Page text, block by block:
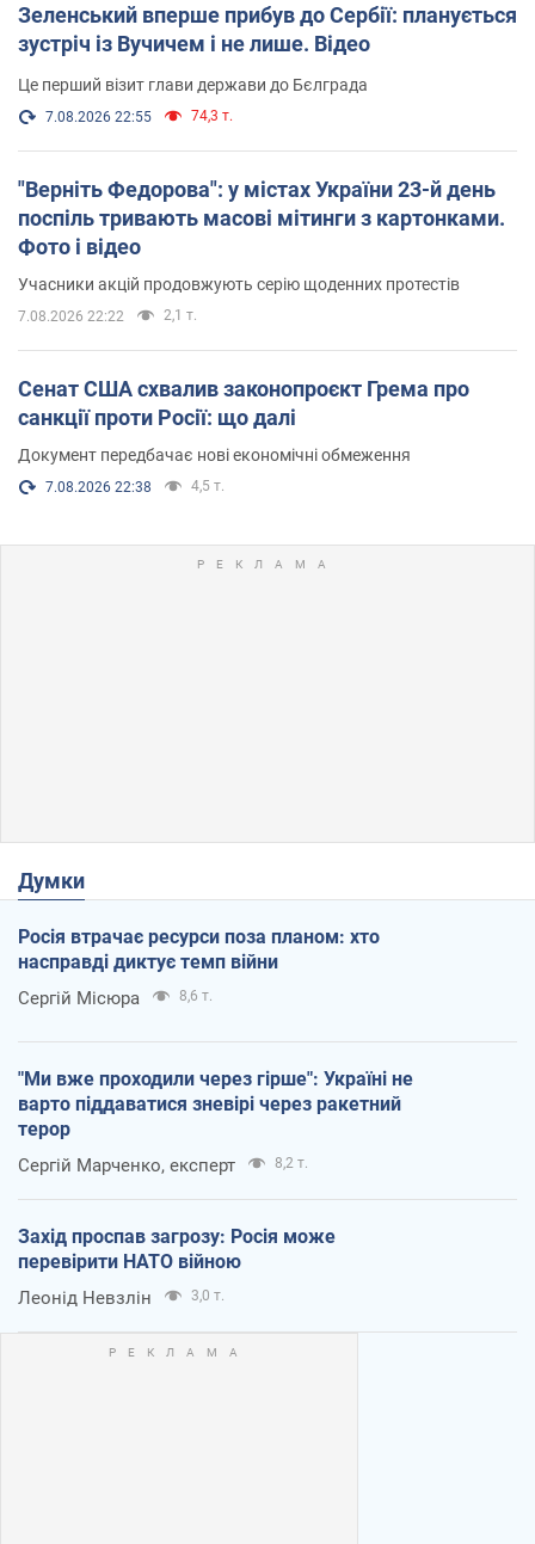
Зеленський вперше прибув до Сербії: планується
зустріч із Вучичем і не лише. Відео
Це перший візит глави держави до Бєлграда
7.08.2026 22:55 74,3 т.
"Верніть Федорова": у містах України 23-й день
поспіль тривають масові мітинги з картонками.
Фото і відео
Учасники акцій продовжують серію щоденних протестів
7.08.2026 22:22 2,1 т.
Сенат США схвалив законопроєкт Грема про
санкції проти Росії: що далі
Документ передбачає нові економічні обмеження
7.08.2026 22:38 4,5 т.
Думки
Росія втрачає ресурси поза планом: хто
насправді диктує темп війни
Сергій Місюра 8,6 т.
"Ми вже проходили через гірше": Україні не
варто піддаватися зневірі через ракетний
терор
Сергій Марченко, експерт 8,2 т.
Захід проспав загрозу: Росія може
перевірити НАТО війною
Леонід Невзлін 3,0 т.